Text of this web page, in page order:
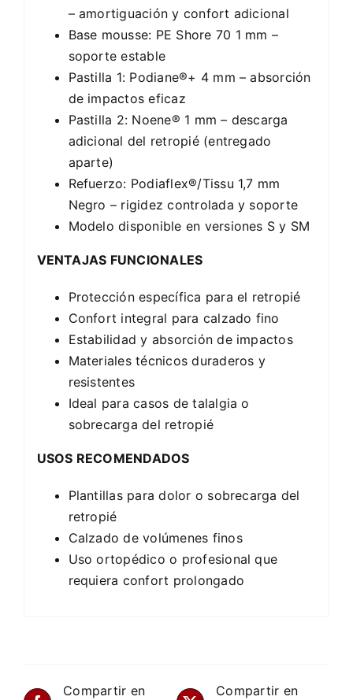
– amortiguación y confort adicional
Base mousse: PE Shore 70 1 mm –
soporte estable
Pastilla 1: Podiane®+ 4 mm – absorción
de impactos eficaz
Pastilla 2: Noene® 1 mm – descarga
adicional del retropié (entregado
aparte)
Refuerzo: Podiaflex®/Tissu 1,7 mm
Negro – rigidez controlada y soporte
Modelo disponible en versiones S y SM
VENTAJAS FUNCIONALES
Protección específica para el retropié
Confort integral para calzado fino
Estabilidad y absorción de impactos
Materiales técnicos duraderos y
resistentes
Ideal para casos de talalgia o
sobrecarga del retropié
USOS RECOMENDADOS
Plantillas para dolor o sobrecarga del
retropié
Calzado de volúmenes finos
Uso ortopédico o profesional que
requiera confort prolongado
Compartir en
Compartir en